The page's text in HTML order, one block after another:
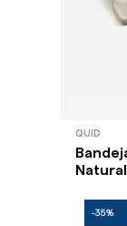
QUID
-35%